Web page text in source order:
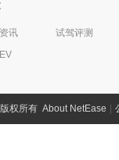
讯
试驾评测
权所有 About NetEase